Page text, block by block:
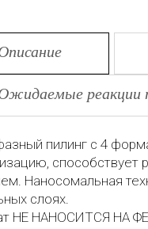
реакции
пилинг с 4
Наносомальная
слоях.
НЕ НАНОСИТСЯ НА